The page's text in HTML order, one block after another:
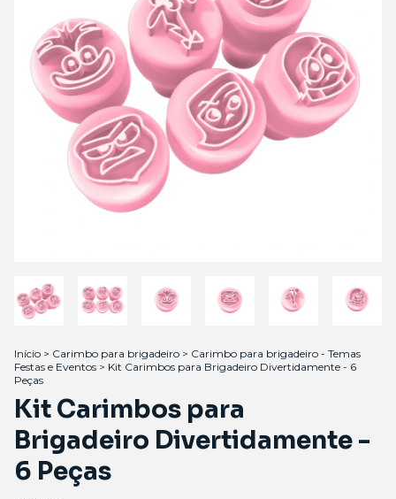
Início > Carimbo para brigadeiro > Carimbo para brigadeiro - Temas
Festas e Eventos > Kit Carimbos para Brigadeiro Divertidamente - 6
Peças
Kit Carimbos para
Brigadeiro Divertidamente -
6 Peças